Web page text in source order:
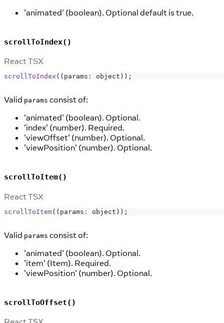
'animated' (boolean). Optional default is true.
scrollToIndex()
React TSX
scrollToIndex ( ( params : object ) ) ;
Valid params consist of:
'animated' (boolean). Optional.
'index' (number). Required.
'viewOffset' (number). Optional.
'viewPosition' (number). Optional.
scrollToItem()
React TSX
scrollToItem( ( params : object ) ) ;
Valid params consist of:
'animated' (boolean). Optional.
'item' (Item). Required.
'viewPosition' (number). Optional.
scrollToOffset()